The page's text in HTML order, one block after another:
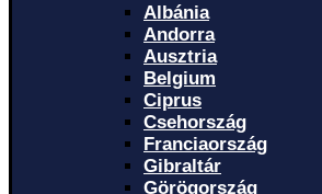
Albánia
Andorra
Ausztria
Belgium
Ciprus
Csehország
Franciaország
Gibraltár
Görögország